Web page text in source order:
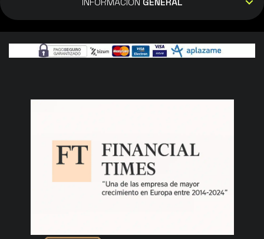
que bien invertido (que no gastado). - Negro
Cumple mis expectativas. Fácil de usar y
01/07/2024